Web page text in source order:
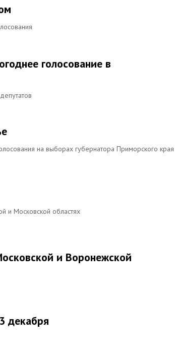
голосование в
на выборах губернатора Приморского края
и Московской областях
и Воронежской
декабря